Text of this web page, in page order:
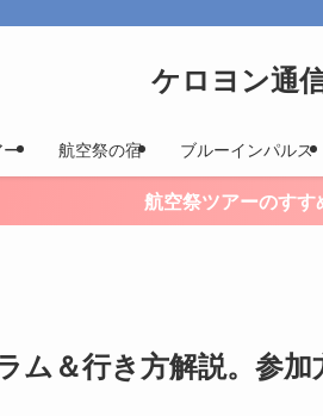
ケロヨン通
航空祭の宿 ブルーインパルス
航空祭ツアーのすす
ム＆行き方解説。参加